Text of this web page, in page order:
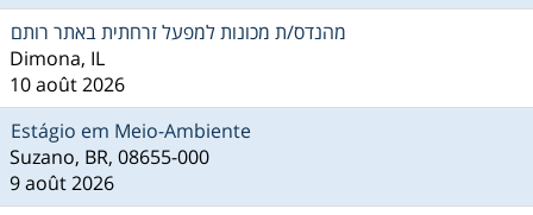
מהנדס/ת מכונות למפעל זרחתית באתר רותם
Dimona, IL
10 août 2026
Estágio em Meio-Ambiente
Suzano, BR, 08655-000
9 août 2026